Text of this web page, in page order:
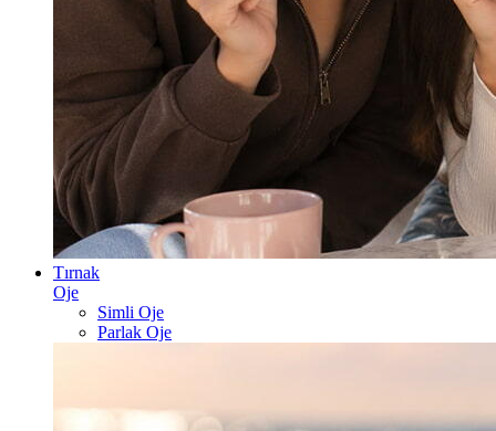
Tırnak
Oje
Simli Oje
Parlak Oje